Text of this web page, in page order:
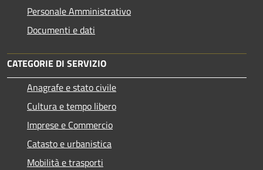
Personale Amministrativo
Documenti e dati
CATEGORIE DI SERVIZIO
Anagrafe e stato civile
Cultura e tempo libero
Imprese e Commercio
Catasto e urbanistica
Mobilità e trasporti